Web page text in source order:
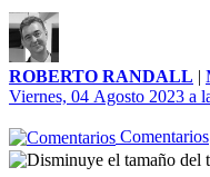
ROBERTO RANDALL |
Viernes, 04 Agosto 2023 a
Comentarios